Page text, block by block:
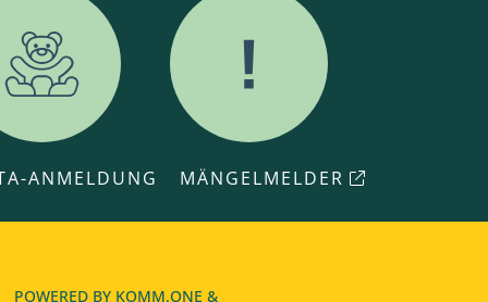
ANMELDUNG MÄNGELMELDER
POWERED BY KOMM.ONE &